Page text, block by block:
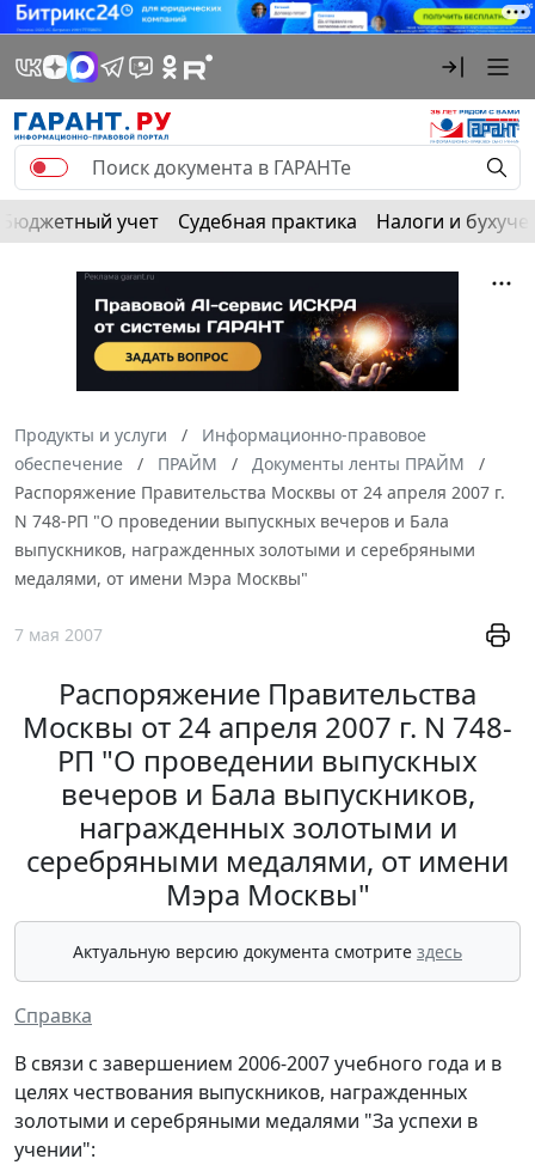
Бюджетный учет Судебная практика Налоги и
Продукты и услуги
Информационно-правовое
обеспечение
ПРАЙМ
Документы ленты ПРАЙМ
Распоряжение Правительства Москвы от 24 апреля 2007 г.
N 748-РП "О проведении выпускных вечеров и Бала
выпускников, награжденных золотыми и серебряными
медалями, от имени Мэра Москвы"
7 мая 2007
Распоряжение Правительства
Москвы от 24 апреля 2007 г. N 748-
РП "О проведении выпускных
вечеров и Бала выпускников,
награжденных золотыми и
серебряными медалями, от имени
Мэра Москвы"
Актуальную версию документа смотрите здесь
Справка
В связи с завершением 2006-2007 учебного года и в
целях чествования выпускников, награжденных
золотыми и серебряными медалями "За успехи в
учении":